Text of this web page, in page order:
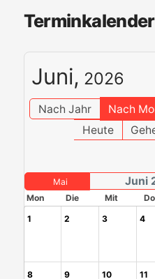
Terminkalender
Juni, 2026
Nach Jahr Nach
Heute
Mai Juni
Mon
Die Mit
1
2 3 4
8 9 10 11